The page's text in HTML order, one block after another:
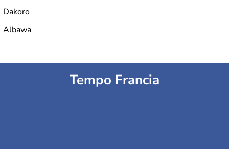
Dakoro
Albawa
Tempo Francia